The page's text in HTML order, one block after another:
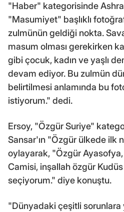
"Haber" kategorisinde
"Masumiyet" başlıklı
zulmünün geldiği nokta.
masum olması gerekirken
gibi çocuk, kadın ve yaşlı
devam ediyor. Bu zulmün
belirtilmesi anlamında bu
istiyorum." dedi.
Ersoy, "Özgür Suriye"
Sansar'ın "Özgür ülkede ilk
oylayarak, "Özgür
Camisi, inşallah özgür
seçiyorum." diye konuştu.
"Dünyadaki çeşitli